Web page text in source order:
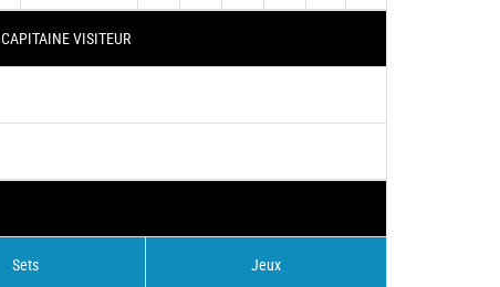
CAPITAINE VISITEUR
Sets Jeux